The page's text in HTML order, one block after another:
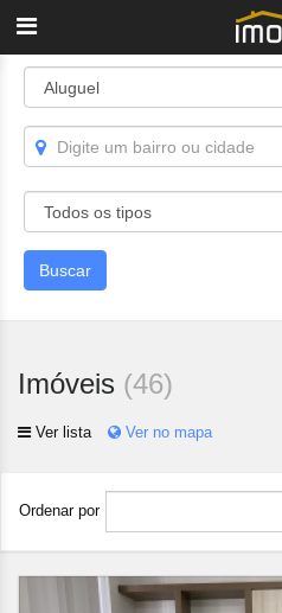
Buscar
Imóveis (46)
Ver lista Ver no mapa
Ordenar por